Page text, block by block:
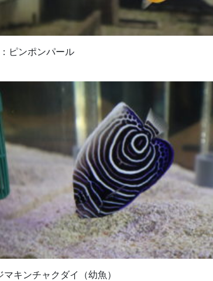
ピンポンパール
キンチャクダイ（幼魚）